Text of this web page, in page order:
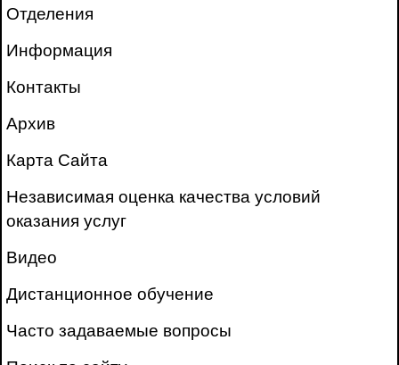
Отделения
Информация
Контакты
Архив
Карта Сайта
Независимая оценка качества условий
оказания услуг
Видео
Дистанционное обучение
Часто задаваемые вопросы